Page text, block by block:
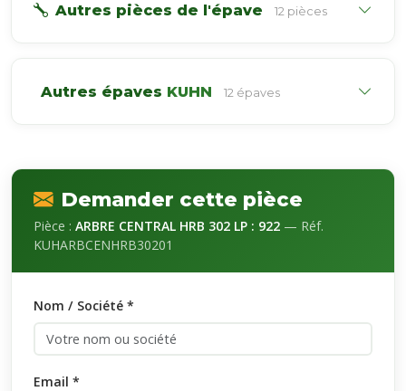
Autres pièces de l'épave 12 pièces
Autres épaves KUHN 12 épaves
Demander cette pièce
Pièce : ARBRE CENTRAL HRB 302 LP : 922 — Réf.
KUHARBCENHRB30201
Nom / Société *
Email *